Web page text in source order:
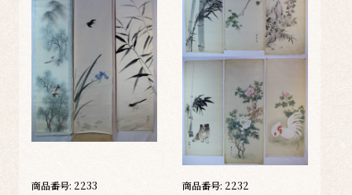
商品番号: 2233 商品番号: 2232